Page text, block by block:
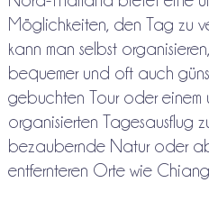
Möglichkeiten, den Tag zu
kann man selbst
bequemer und oft auch
gebuchten Tour oder einem
organisierten Tagesausflug
bezaubernde Natur oder
entfernteren Orte wie